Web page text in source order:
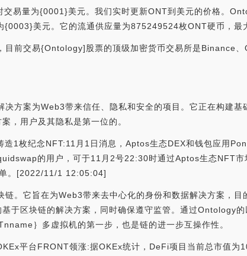
易量为{0001}美元。我们实时更新ONT到美元的价格。
美元。它的流通供应量为875249524枚ONT硬币，最
目前交易{Ontology]股票的顶级加密货币交易所是Binance
方案为Web3带来信任、隐私和安全的项目。它正在构建
，用户及其隐私是第一位的。
1枚纪念NFT:11月1日消息，Aptos生态DEX和钱包应用
的用户，可于11月2号22:30时通过Aptos生态NFT
。[2022/11/1 12:05:04]
。它旨在为Web3带来去中心化的身份和数据解决方案，目
于区块链的解决方案，同时确保遵守监管。通过Ontology
｝多虚拟机的第一步，也是链的进一步互操作性。
平台FRONT领涨:据OKEx统计，DeFi项目当前总市值为